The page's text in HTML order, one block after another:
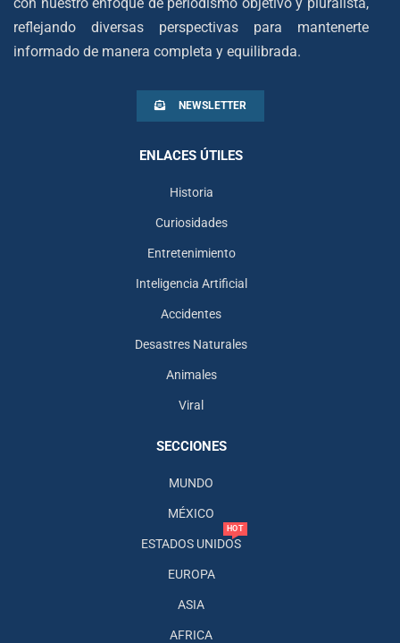
reflejando diversas perspectivas para mantenerte
informado de manera completa y equilibrada.
NEWSLETTER
ENLACES ÚTILES
Historia
Curiosidades
Entretenimiento
Inteligencia Artificial
Accidentes
Desastres Naturales
Animales
Viral
SECCIONES
MUNDO
MÉXICO
ESTADOS UNIDOS
HOT
EUROPA
ASIA
AFRICA